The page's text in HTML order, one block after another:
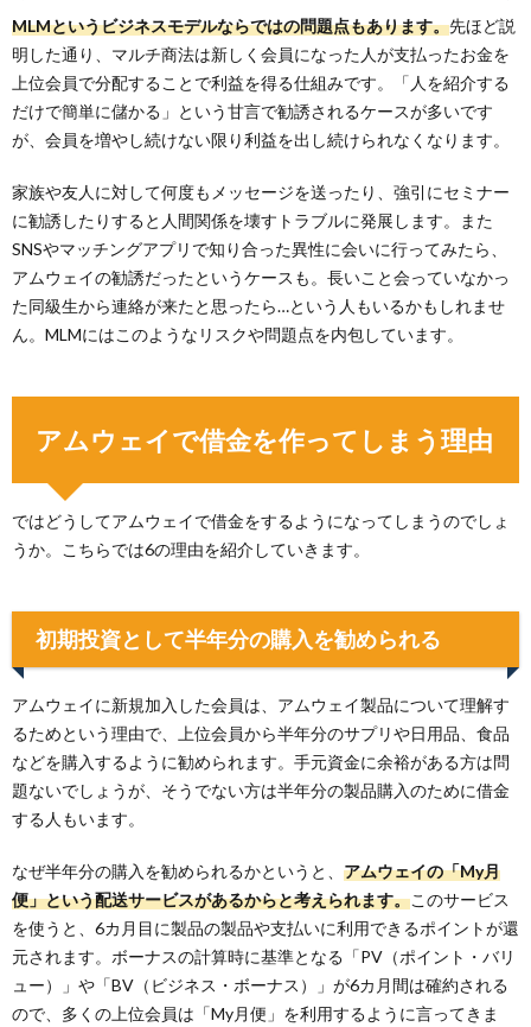
MLMというビジネスモデルならではの問題点もあります。先ほど説
明した通り、マルチ商法は新しく会員になった人が支払ったお金を
上位会員で分配することで利益を得る仕組みです。「人を紹介する
だけで簡単に儲かる」という甘言で勧誘されるケースが多いです
が、会員を増やし続けない限り利益を出し続けられなくなります。
家族や友人に対して何度もメッセージを送ったり、強引にセミナー
に勧誘したりすると人間関係を壊すトラブルに発展します。また
SNSやマッチングアプリで知り合った異性に会いに行ってみたら、
アムウェイの勧誘だったというケースも。長いこと会っていなかっ
た同級生から連絡が来たと思ったら…という人もいるかもしれませ
ん。MLMにはこのようなリスクや問題点を内包しています。
アムウェイで借金を作ってしまう理由
ではどうしてアムウェイで借金をするようになってしまうのでしょ
うか。こちらでは6の理由を紹介していきます。
初期投資として半年分の購入を勧められる
アムウェイに新規加入した会員は、アムウェイ製品について理解す
るためという理由で、上位会員から半年分のサプリや日用品、食品
などを購入するように勧められます。手元資金に余裕がある方は問
題ないでしょうが、そうでない方は半年分の製品購入のために借金
する人もいます。
なぜ半年分の購入を勧められるかというと、 アムウェイの「My月
便」という配送サービスがあるからと考えられます。このサービス
を使うと、6カ月目に製品の製品や支払いに利用できるポイントが還
元されます。ボーナスの計算時に基準となる「PV（ポイント・バリ
ュー）」や「BV（ビジネス・ボーナス）」が6カ月間は確約される
ので、多くの上位会員は「My月便」を利用するように言ってきま